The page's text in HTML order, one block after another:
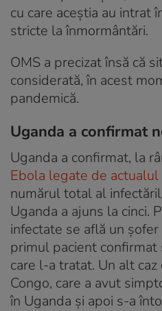
cu care aceștia au intrat
stricte la înmormântări.
OMS a precizat însă că
considerată, în acest
pandemică.
Uganda a confirmat
Uganda a confirmat, la
Ebola legate de actualul
numărul total al
Uganda a ajuns la cinci.
infectate se află un
primul pacient
care l-a tratat. Un alt
Congo, care a avut
în Uganda și apoi s-a